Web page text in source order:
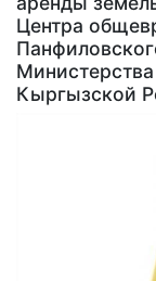
Центра
Кыргызской